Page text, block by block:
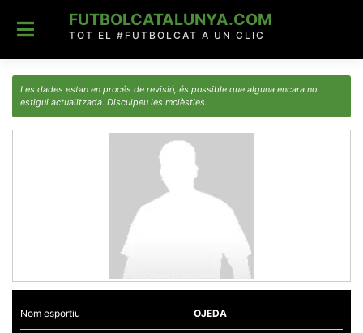
content
FUTBOLCATALUNYA.COM
TOT EL #FUTBOLCAT A UN CLIC
Les dades estan en procés de revisió, és possible que alguna encara no
estigui actualitzada. Disculpeu les molèsties.
Nom esportiu OJEDA